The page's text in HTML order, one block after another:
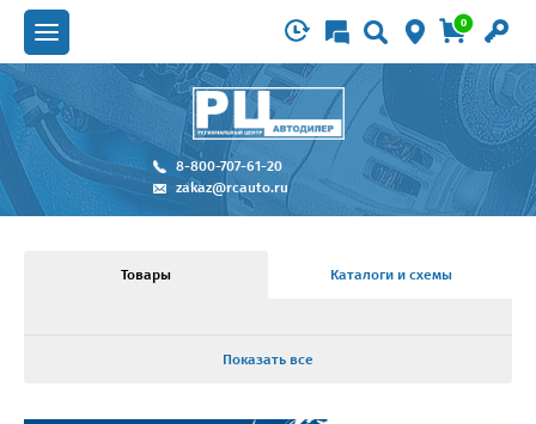
0
8-800-707-61-20
zakaz@rcauto.ru
Товары Каталоги и схемы
Показать все